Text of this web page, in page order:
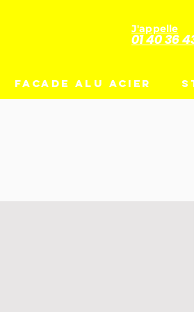
J'appelle
01 40 36
FACADE ALU ACIER